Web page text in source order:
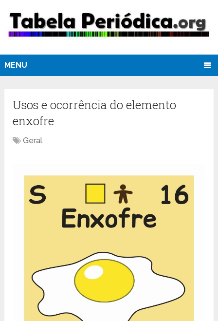
MENU
Usos e ocorrência do elemento
enxofre
Geral